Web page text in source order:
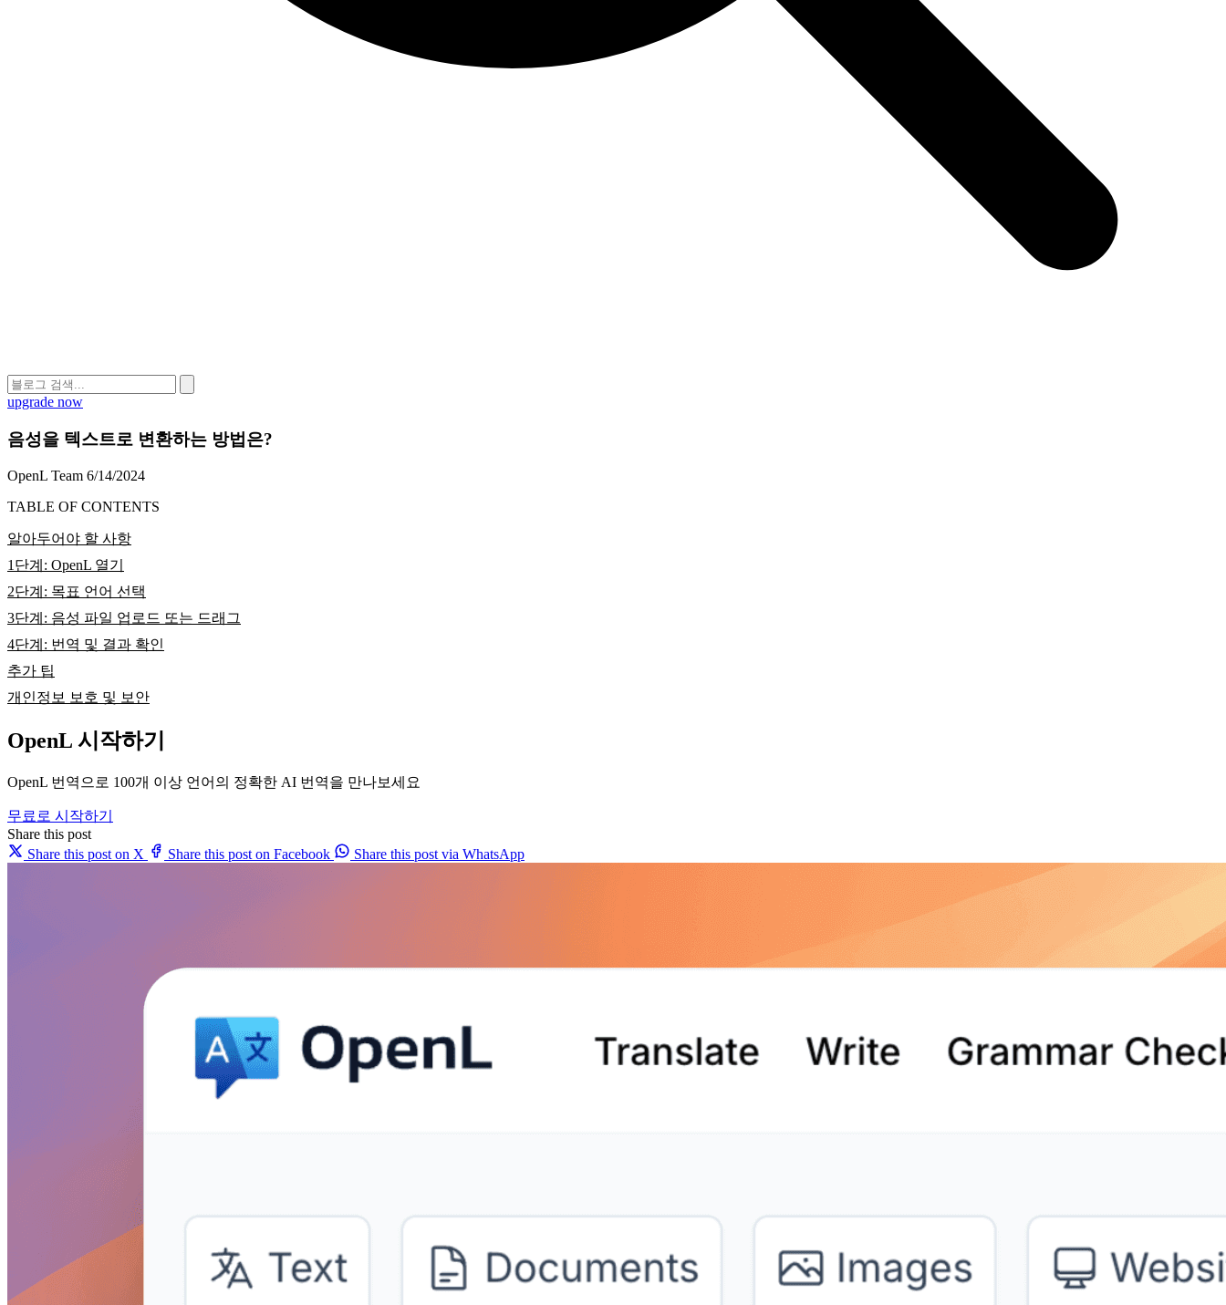
upgrade now
음성을 텍스트로 변환하는 방법은?
OpenL Team 6/14/2024
TABLE OF CONTENTS
알아두어야 할 사항
1단계: OpenL 열기
2단계: 목표 언어 선택
3단계: 음성 파일 업로드 또는 드래그
4단계: 번역 및 결과 확인
추가 팁
개인정보 보호 및 보안
OpenL 시작하기
OpenL 번역으로 100개 이상 언어의 정확한 AI 번역을 만나보세요
무료로 시작하기
Share this post
Share this post on X
Share this post on Facebook Share this post via WhatsApp